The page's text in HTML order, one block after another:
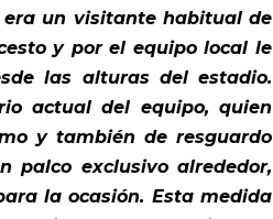
un visitante habitual de
y por el equipo local le
las alturas del estadio.
actual del equipo, quien
y también de resguardo
palco exclusivo alrededor,
la ocasión. Esta medida